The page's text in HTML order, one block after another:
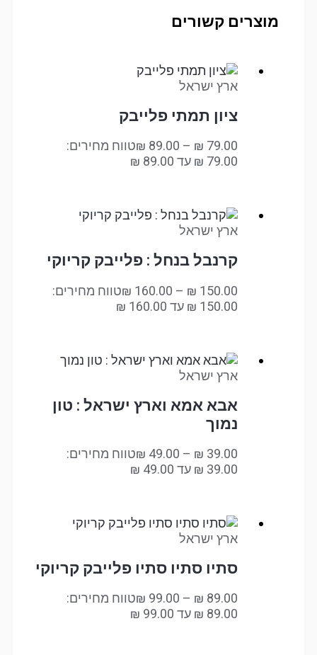
מוצרים קשורים
ארץ ישראל
ציון תמתי פלייבק
₪ 79.00
–
₪ 89.00
טווח מחירים:
ארץ ישראל
קרנבל בנחל : פלייבק קריוקי
₪ 150.00
–
₪ 160.00
טווח מחירים:
ארץ ישראל
אבא אמא וארץ ישראל : טון
נמוך
₪ 39.00
–
₪ 49.00
טווח מחירים:
ארץ ישראל
סתיו סתיו סתיו פלייבק קריוקי
₪ 89.00
–
₪ 99.00
טווח מחירים: